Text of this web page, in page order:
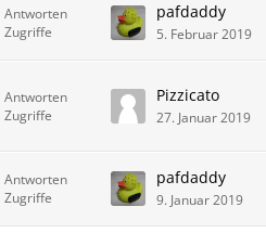
Antworten
Zugriffe
pafdaddy
5. Februar 2019
Antworten
Zugriffe
Pizzicato
27. Januar 2019
Antworten
Zugriffe
pafdaddy
9. Januar 2019